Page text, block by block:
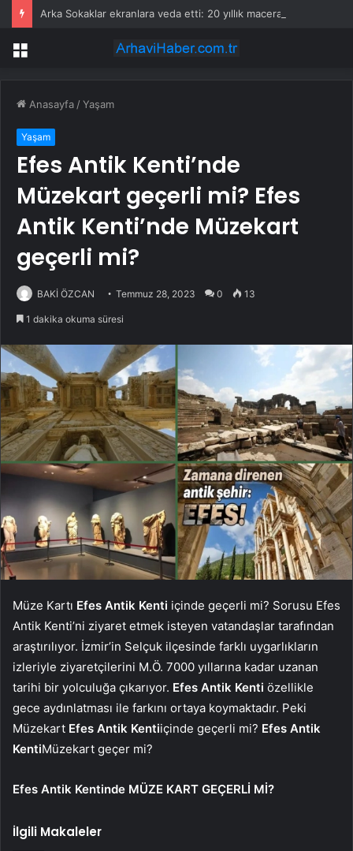
Menü
Anasayfa /Yaşam
Yaşam
Efes Antik Kenti’nde
Müzekart geçerli mi? Efes
Antik Kenti’nde Müzekart
geçerli mi?
BAKİ ÖZCAN Temmuz 28, 2023 0 13
1 dakika okuma süresi
Müze Kartı Efes Antik Kenti içinde geçerli mi? Sorusu Efes
Antik Kenti’ni ziyaret etmek isteyen vatandaşlar tarafından
araştırılıyor. İzmir’in Selçuk ilçesinde farklı uygarlıkların
izleriyle ziyaretçilerini M.Ö. 7000 yıllarına kadar uzanan
tarihi bir yolculuğa çıkarıyor. Efes Antik Kenti özellikle
gece aydınlatması ile farkını ortaya koymaktadır. Peki
Müzekart Efes Antik Kentiiçinde geçerli mi? Efes Antik
KentiMüzekart geçer mi?
Efes Antik Kentinde MÜZE KART GEÇERLİ Mİ?
İlgili Makaleler